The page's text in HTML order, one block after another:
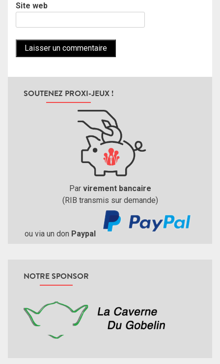
Site web
SOUTENEZ PROXI-JEUX !
Par virement bancaire
(RIB transmis sur demande)
ou via un don Paypal
NOTRE SPONSOR